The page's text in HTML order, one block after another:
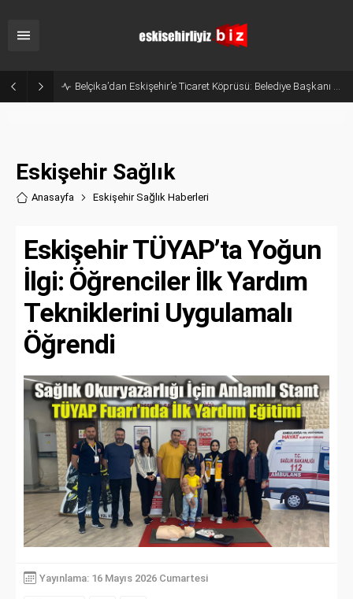
Eskişehir’in Gururu Elif Ertek Millî Takım Kampına Davet Edildi!
Eskişehir Sağlık
Anasayfa Eskişehir Sağlık Haberleri
Eskişehir TÜYAP’ta Yoğun
İlgi: Öğrenciler İlk Yardım
Tekniklerini Uygulamalı
Öğrendi
Yayınlama: 16 Mayıs 2026 Cumartesi